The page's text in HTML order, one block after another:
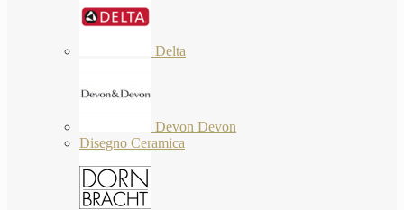
Delta
Devon Devon
Disegno Ceramica